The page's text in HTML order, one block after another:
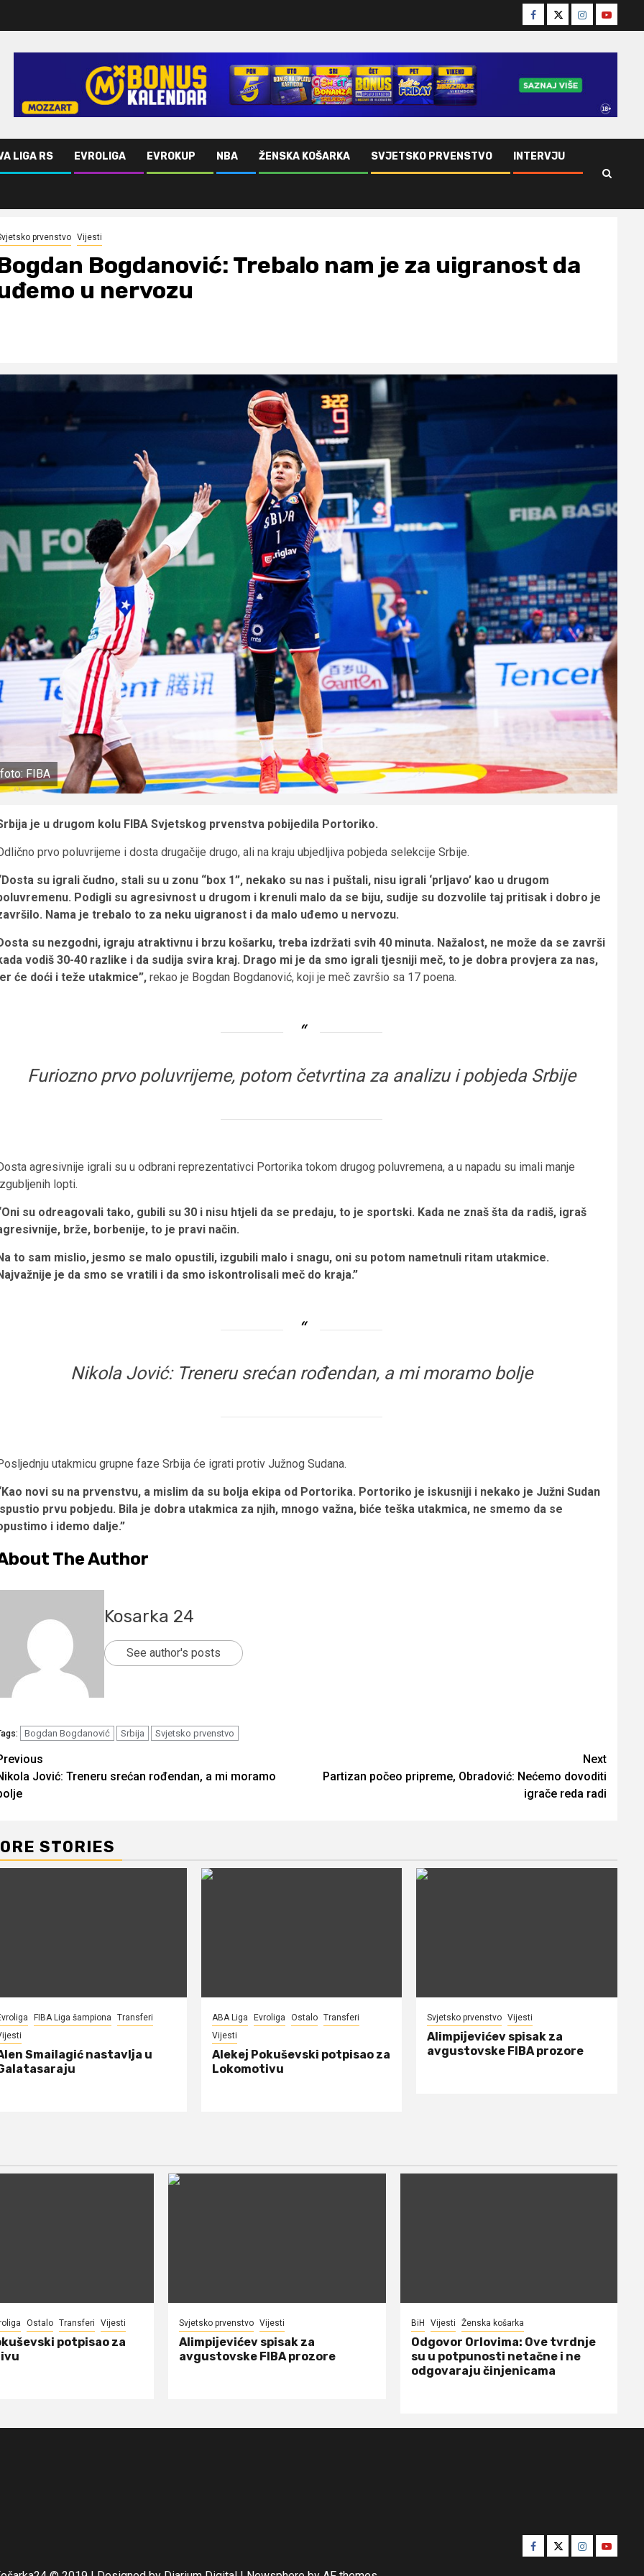
Facebook
TwitterInstagram
Youtube
LIGA RS EVROLIGA EVROKUP NBA ŽENSKA KOŠARKA SVJETSKO PRVENSTVO INTERVJU
prvenstvo Vijesti
Bogdanović: Trebalo nam je za uigranost da
u nervozu
foto: FIBA
je u drugom kolu FIBA Svjetskog prvenstva pobijedila Portoriko.
prvo poluvrijeme i dosta drugačije drugo, ali na kraju ubjedljiva pobjeda selekcije Srbije.
su igrali čudno, stali su u zonu “box 1”, nekako su nas i puštali, nisu igrali ‘prljavo’ kao u drugom
Podigli su agresivnost u drugom i krenuli malo da se biju, sudije su dozvolile taj pritisak i dobro je
Nama je trebalo to za neku uigranost i da malo uđemo u nervozu.
su nezgodni, igraju atraktivnu i brzu košarku, treba izdržati svih 40 minuta. Nažalost, ne može da se završi
vodiš 30-40 razlike i da sudija svira kraj. Drago mi je da smo igrali tjesniji meč, to je dobra provjera za nas,
će doći i teže utakmice”, rekao je Bogdan Bogdanović, koji je meč završio sa 17 poena.
Furiozno prvo poluvrijeme, potom četvrtina za analizu i pobjeda Srbije
agresivnije igrali su u odbrani reprezentativci Portorika tokom drugog poluvremena, a u napadu su imali manje
lopti.
su odreagovali tako, gubili su 30 i nisu htjeli da se predaju, to je sportski. Kada ne znaš šta da radiš, igraš
brže, borbenije, to je pravi način.
to sam mislio, jesmo se malo opustili, izgubili malo i snagu, oni su potom nametnuli ritam utakmice.
je da smo se vratili i da smo iskontrolisali meč do kraja.”
Nikola Jović: Treneru srećan rođendan, a mi moramo bolje
utakmicu grupne faze Srbija će igrati protiv Južnog Sudana.
novi su na prvenstvu, a mislim da su bolja ekipa od Portorika. Portoriko je iskusniji i nekako je Južni Sudan
prvu pobjedu. Bila je dobra utakmica za njih, mnogo važna, biće teška utakmica, ne smemo da se
i idemo dalje.”
The Author
Kosarka 24
See author's posts
Bogdan Bogdanović Srbija Svjetsko prvenstvo
Jović: Treneru srećan rođendan, a mi moramo
Next
Partizan počeo pripreme, Obradović: Nećemo dovoditi
igrače reda radi
STORIES
FIBA Liga šampiona
Transferi
Smailagić nastavlja u
ABA Liga Evroliga Ostalo Transferi
Vijesti
Alekej Pokuševski potpisao za
Lokomotivu
Svjetsko prvenstvo Vijesti
Alimpijevićev spisak za
avgustovske FIBA prozore
Ostalo Transferi Vijesti
potpisao za
Svjetsko prvenstvo Vijesti
Alimpijevićev spisak za
avgustovske FIBA prozore
BiH Vijesti Ženska košarka
Odgovor Orlovima: ​Ove tvrdnje
su u potpunosti netačne i ne
odgovaraju činjenicama
Facebook
TwitterInstagram
Youtube